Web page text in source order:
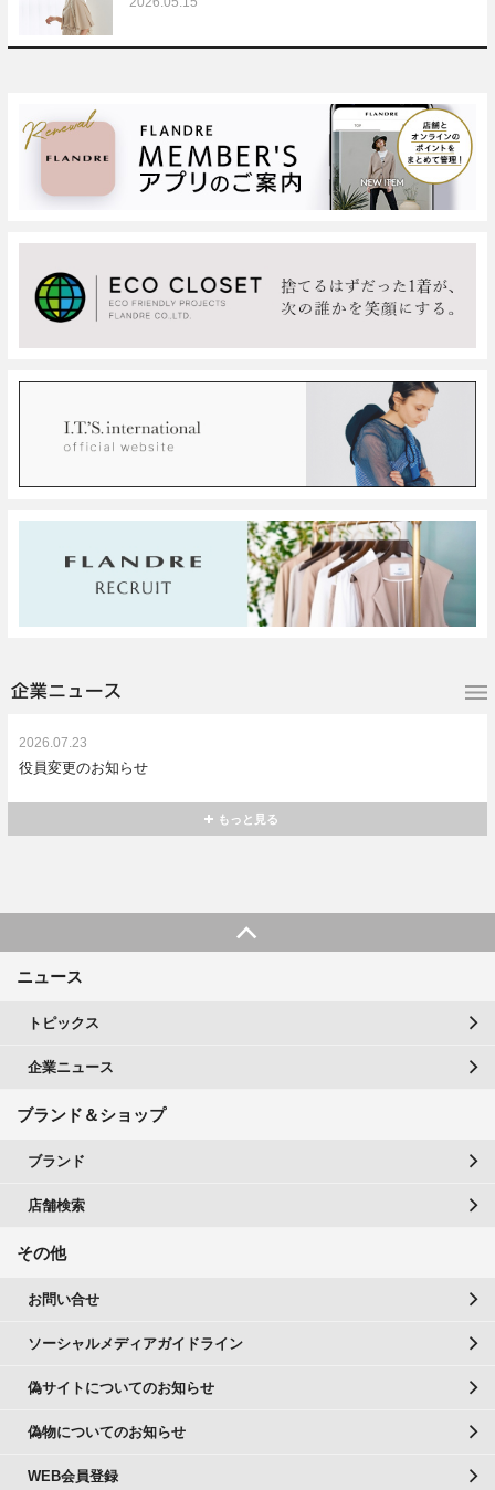
2026.07.23
役員変更のお知らせ
もっと見る
ニュース
トピックス
企業ニュース
ブランド＆ショップ
ブランド
店舗検索
その他
お問い合せ
ソーシャルメディアガイドライン
偽サイトについてのお知らせ
偽物についてのお知らせ
WEB会員登録